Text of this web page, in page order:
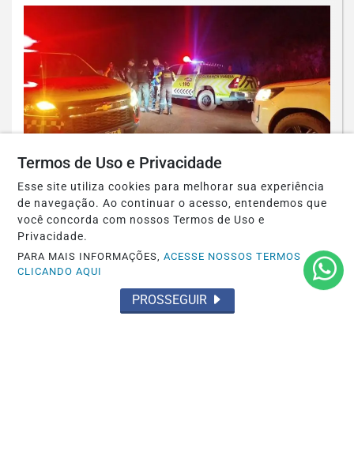
ACIDENTES
Acidente fatal com duas mortes
Saiba Mais
Termos de Uso e Privacidade
Esse site utiliza cookies para melhorar sua experiência
de navegação. Ao continuar o acesso, entendemos que
você concorda com nossos Termos de Uso e
Privacidade.
PARA MAIS INFORMAÇÕES,ACESSE NOSSOS TERMOS
CLICANDO AQUI
PROSSEGUIR